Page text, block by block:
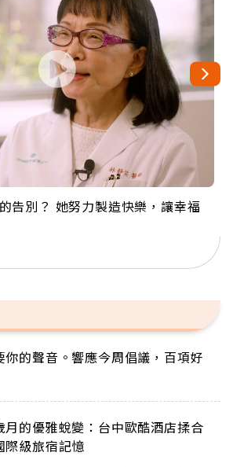
告別？ 她努力製造快樂，讓幸福
神父 為台灣奉獻36年 「台灣是我
講台語！」
搬回台灣找快樂！「蛋黃哥小
逗樂上萬爺奶：退休後才開始真
界紀錄 成為全球最年長羽球選
密原來是「這個」
夢…黑手阿伯拉小提琴還登上小
讚！
你的聲音。響應今周倡議，百項好
月的優雅蛻變：台中歐酷酒店揉合
際級旅宿記憶